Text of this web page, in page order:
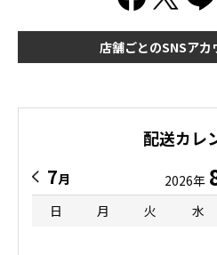
店舗ごとのSNSアカ
配送カレ
7月 2026年
日
月 火 水